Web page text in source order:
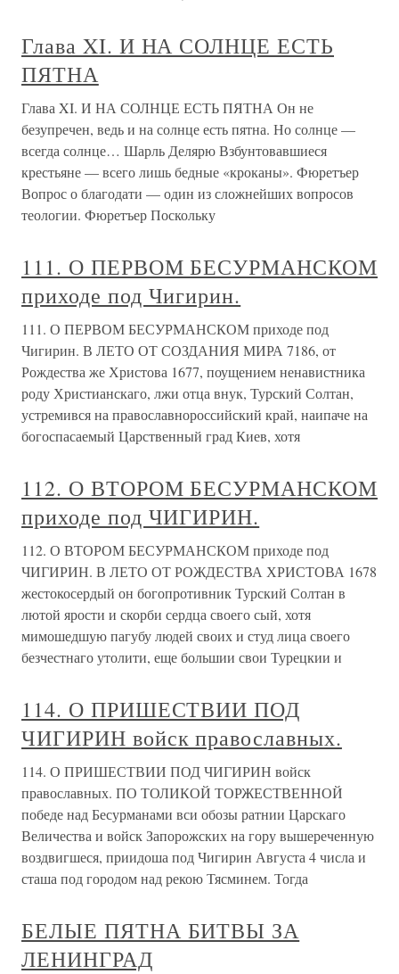
Глава XI. И НА СОЛНЦЕ ЕСТЬ
ПЯТНА
Глава XI. И НА СОЛНЦЕ ЕСТЬ ПЯТНА Он не
безупречен, ведь и на солнце есть пятна. Но солнце —
всегда солнце… Шарль Делярю Взбунтовавшиеся
крестьяне — всего лишь бедные «кроканы». Фюретъер
Вопрос о благодати — один из сложнейших вопросов
теологии. Фюретъер Поскольку
111. О ПЕРВОМ БЕСУРМАНСКОМ
приходе под Чигирин.
111. О ПЕРВОМ БЕСУРМАНСКОМ приходе под
Чигирин. В ЛЕТО ОТ СОЗДАНИЯ МИРА 7186, от
Рождества же Христова 1677, поущением ненавистника
роду Христианскаго, лжи отца внук, Турский Солтан,
устремився на православнороссийский край, наипаче на
богоспасаемый Царственный град Киев, хотя
112. О ВТОРОМ БЕСУРМАНСКОМ
приходе под ЧИГИРИН.
112. О ВТОРОМ БЕСУРМАНСКОМ приходе под
ЧИГИРИН. В ЛЕТО ОТ РОЖДЕСТВА ХРИСТОВА 1678
жестокосердый он богопротивник Турский Солтан в
лютой ярости и скорби сердца своего сый, хотя
мимошедшую пагубу людей своих и студ лица своего
безчестнаго утолити, еще большии свои Турецкии и
114. О ПРИШЕСТВИИ ПОД
ЧИГИРИН войск православных.
114. О ПРИШЕСТВИИ ПОД ЧИГИРИН войск
православных. ПО ТОЛИКОЙ ТОРЖЕСТВЕННОЙ
победе над Бесурманами вси обозы ратнии Царскаго
Величества и войск Запорожских на гору вышереченную
воздвигшеся, приидоша под Чигирин Августа 4 числа и
сташа под городом над рекою Тясминем. Тогда
БЕЛЫЕ ПЯТНА БИТВЫ ЗА
ЛЕНИНГРАД